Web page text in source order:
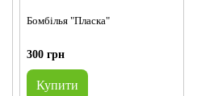
Бомбілья "Пласка"
300 грн
Купити